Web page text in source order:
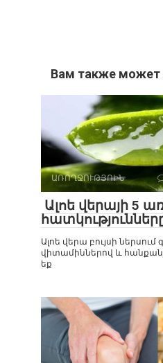
Вам также может
ԱՌՈՂՋՈՒԹՅՈԻՆ
Ալոե վերայի 5
Ալոե վերա բույսի
վիտամիններով և
եք